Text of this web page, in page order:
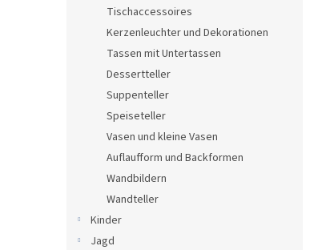
Tischaccessoires
Kerzenleuchter und Dekorationen
Tassen mit Untertassen
Dessertteller
Suppenteller
Speiseteller
Vasen und kleine Vasen
Auflaufform und Backformen
Wandbildern
Wandteller
Kinder
Jagd